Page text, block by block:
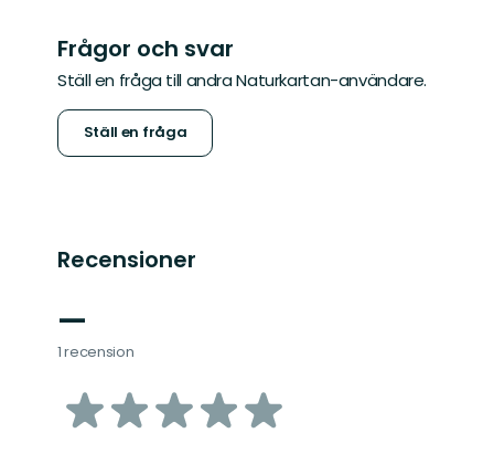
Frågor och svar
Ställ en fråga till andra Naturkartan-användare.
Ställ en fråga
Recensioner
—
1 recension
av